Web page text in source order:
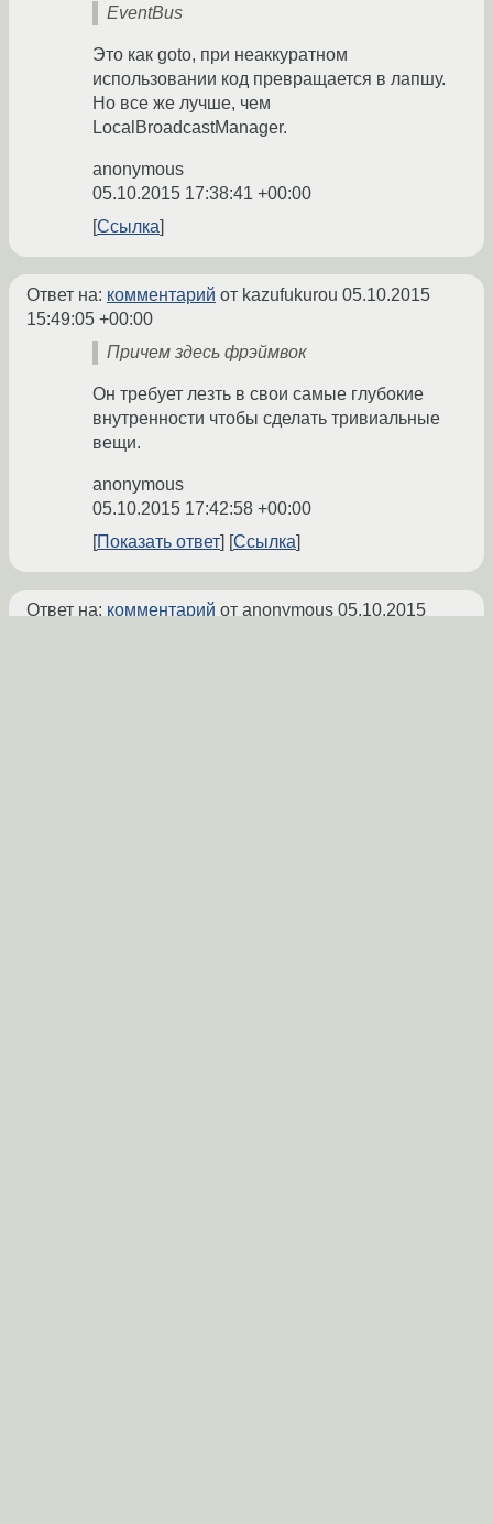
EventBus
Это как goto, при неаккуратном
использовании код превращается в лапшу.
Но все же лучше, чем
LocalBroadcastManager.
anonymous
05.10.2015 17:38:41 +00:00
Ссылка
Ответ на: комментарий от kazufukurou 05.10.2015
15:49:05 +00:00
Причем здесь фрэймвок
Он требует лезть в свои самые глубокие
внутренности чтобы сделать тривиальные
вещи.
anonymous
05.10.2015 17:42:58 +00:00
Показать ответ
Ссылка
Ответ на: комментарий от anonymous 05.10.2015